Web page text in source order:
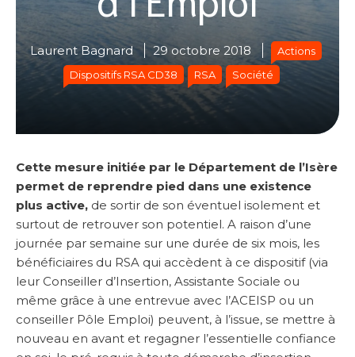
Laurent Bagnard 29 octobre 2018
Actions
Dispositifs RSA CD38
RSA Société
Cette mesure initiée par le Département de l’Isère
permet de reprendre pied dans une existence
plus active, de sortir de son éventuel isolement et
surtout de retrouver son potentiel. A raison d’une
journée par semaine sur une durée de six mois, les
bénéficiaires du RSA qui accèdent à ce dispositif (via
leur Conseiller d’Insertion, Assistante Sociale ou
même grâce à une entrevue avec l’ACEISP ou un
conseiller Pôle Emploi) peuvent, à l’issue, se mettre à
nouveau en avant et regagner l’essentielle confiance